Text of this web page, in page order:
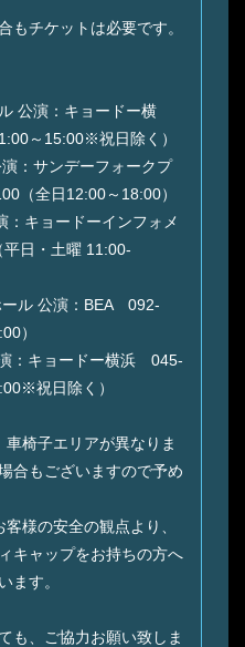
チケットは必要です。
公演：キョードー横
～15:00※祝日除く）
：サンデーフォークプ
（全日12:00～18:00）
：キョードーインフォメ
日・土曜 11:00-
ール 公演：BEA 092-
）
演：キョードー横浜 045-
祝日除く）
椅子エリアが異なりま
合もございますので予め
様の安全の観点より、
キャップをお持ちの方へ
ます。
も、ご協力お願い致しま